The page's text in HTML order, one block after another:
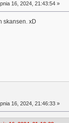
16, 2024, 21:43:54 »
skansen. xD
16, 2024, 21:46:33 »